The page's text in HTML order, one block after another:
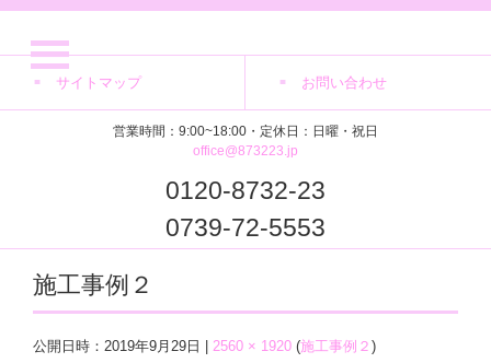
サイトマップ お問い合わせ
営業時間：9:00~18:00・定休日：日曜・祝日
office@873223.jp
0120-8732-23
0739-72-5553
施工事例２
公開日時： 2019年9月29日 2560 × 1920 (施工事例２ )